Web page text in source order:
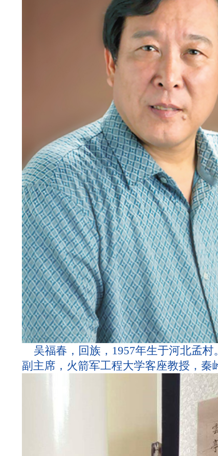
吴福春，回族，1957年生于河北孟村
副主席，火箭军工程大学客座教授，秦